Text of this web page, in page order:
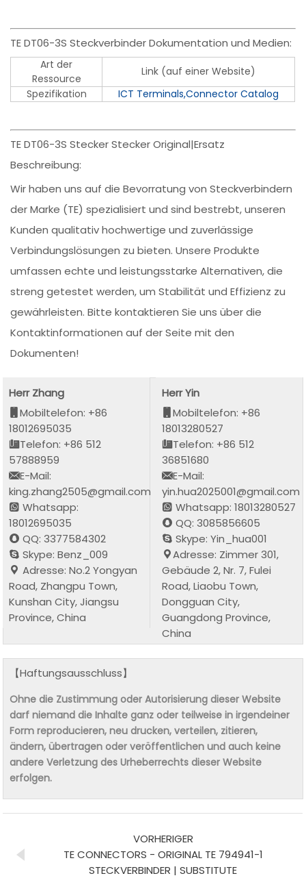
TE DT06-3S Steckverbinder Dokumentation und Medien:
Art der
Ressource
Link (auf einer Website)
Spezifikation
ICT Terminals,Connector Catalog
TE DT06-3S Stecker Stecker Original|Ersatz
Beschreibung:
Wir haben uns auf die Bevorratung von Steckverbindern
der Marke (TE) spezialisiert und sind bestrebt, unseren
Kunden qualitativ hochwertige und zuverlässige
Verbindungslösungen zu bieten. Unsere Produkte
umfassen echte und leistungsstarke Alternativen, die
streng getestet werden, um Stabilität und Effizienz zu
gewährleisten. Bitte kontaktieren Sie uns über die
Kontaktinformationen auf der Seite mit den
Dokumenten!
Herr Zhang
Mobiltelefon: +86
18012695035
Telefon: +86 512
57888959
E-Mail:
king.zhang2505@gmail.com
Whatsapp:
18012695035
QQ: 3377584302
Skype: Benz_009
Adresse: No.2 Yongyan
Road, Zhangpu Town,
Kunshan City, Jiangsu
Province, China
Herr Yin
Mobiltelefon: +86
18013280527
Telefon: +86 512
36851680
E-Mail:
yin.hua2025001@gmail.com
Whatsapp: 18013280527
QQ: 3085856605
Skype: Yin_hua001
Adresse: Zimmer 301,
Gebäude 2, Nr. 7, Fulei
Road, Liaobu Town,
Dongguan City,
Guangdong Province,
China
【Haftungsausschluss】
Ohne die Zustimmung oder Autorisierung dieser Website
darf niemand die Inhalte ganz oder teilweise in irgendeiner
Form reproducieren, neu drucken, verteilen, zitieren,
ändern, übertragen oder veröffentlichen und auch keine
andere Verletzung des Urheberrechts dieser Website
erfolgen.
VORHERIGER
TE CONNECTORS - ORIGINAL TE 794941-1
STECKVERBINDER | SUBSTITUTE